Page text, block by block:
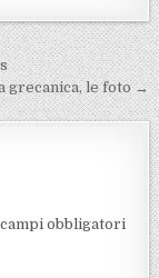
grecanica, le foto →
obbligatori